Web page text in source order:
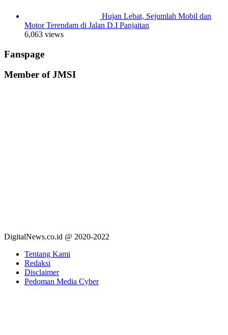
Hujan Lebat, Sejumlah Mobil dan
Motor Terendam di Jalan D.I Panjaitan
6,063 views
Fanspage
Member of JMSI
DigitalNews.co.id @ 2020-2022
Tentang Kami
Redaksi
Disclaimer
Pedoman Media Cyber